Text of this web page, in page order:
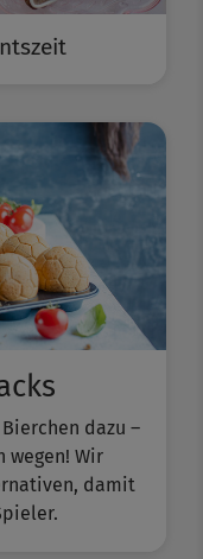
dazu –
wegen! Wir
damit